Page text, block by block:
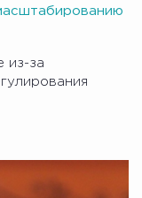
из-за